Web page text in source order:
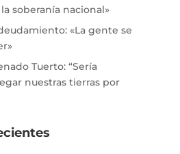
soberanía nacional»
«La gente se
Tuerto: “Sería
nuestras tierras por